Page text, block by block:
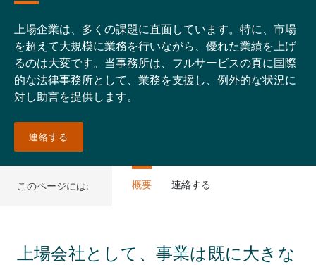
上場企業は、多くの課題に直面しています。特に、市場
を超えて大規模に業務を行いながら、優れた業績を上げ
るのは大変です。当事務所は、フルサービスの真に国際
的な法律事務所として、業務を支援し、例外的な状況に
対し助言を提供します。
連絡する
このページには: 概要 連絡する
上場会社として、事業は既に大きな